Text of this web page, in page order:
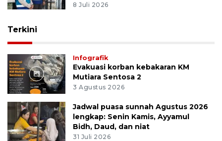
8 Juli 2026
Terkini
Infografik
Evakuasi korban kebakaran KM
Mutiara Sentosa 2
3 Agustus 2026
Jadwal puasa sunnah Agustus 2026
lengkap: Senin Kamis, Ayyamul
Bidh, Daud, dan niat
31 Juli 2026